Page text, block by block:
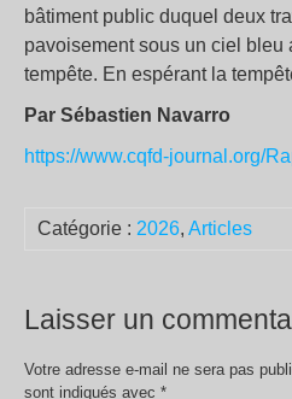
bâtiment public duquel deux
pavoisement sous un ciel bleu
tempête. En espérant la
Par Sébastien Navarro
https://www.cqfd-journal.org/
Catégorie : 2026, Articles
Laisser un
Votre adresse e-mail ne sera pas
sont indiqués avec *